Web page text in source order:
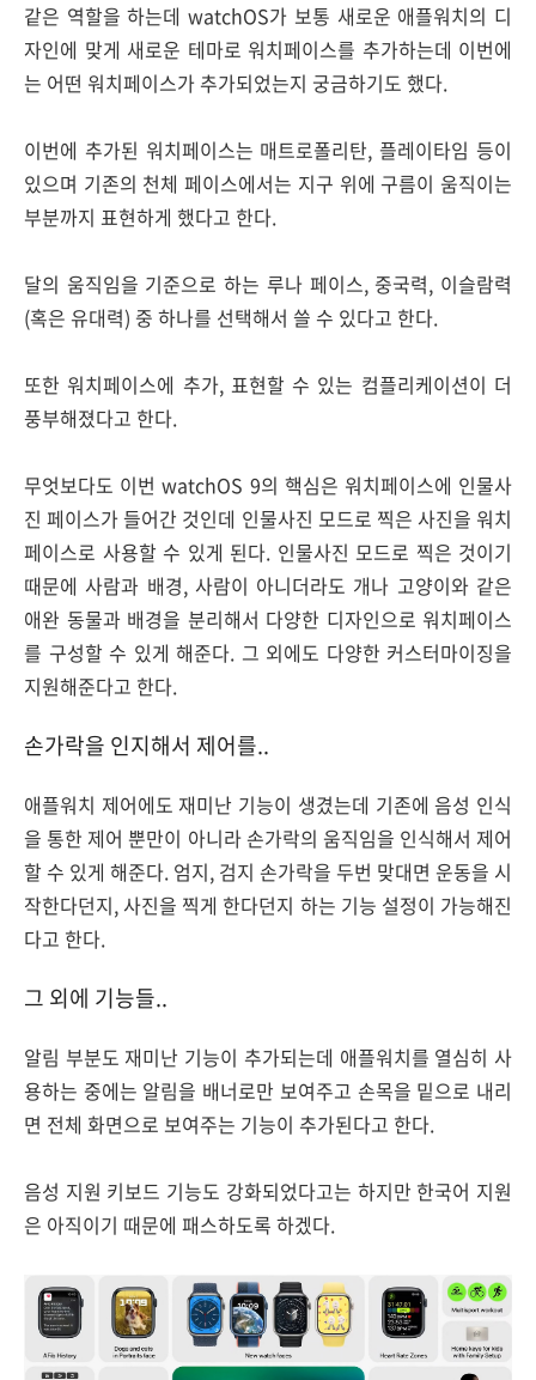
같은 역할을 하는데 watchOS가 보통 새로운 애플워치의 디
자인에 맞게 새로운 테마로 워치페이스를 추가하는데 이번에
는 어떤 워치페이스가 추가되었는지 궁금하기도 했다.
이번에 추가된 워치페이스는 매트로폴리탄, 플레이타임 등이
있으며 기존의 천체 페이스에서는 지구 위에 구름이 움직이는
부분까지 표현하게 했다고 한다.
달의 움직임을 기준으로 하는 루나 페이스, 중국력, 이슬람력
(혹은 유대력) 중 하나를 선택해서 쓸 수 있다고 한다.
또한 워치페이스에 추가, 표현할 수 있는 컴플리케이션이 더
풍부해졌다고 한다.
무엇보다도 이번 watchOS 9의 핵심은 워치페이스에 인물사
진 페이스가 들어간 것인데 인물사진 모드로 찍은 사진을 워치
페이스로 사용할 수 있게 된다. 인물사진 모드로 찍은 것이기
때문에 사람과 배경, 사람이 아니더라도 개나 고양이와 같은
애완 동물과 배경을 분리해서 다양한 디자인으로 워치페이스
를 구성할 수 있게 해준다. 그 외에도 다양한 커스터마이징을
지원해준다고 한다.
손가락을 인지해서 제어를..
애플워치 제어에도 재미난 기능이 생겼는데 기존에 음성 인식
을 통한 제어 뿐만이 아니라 손가락의 움직임을 인식해서 제어
할 수 있게 해준다. 엄지, 검지 손가락을 두번 맞대면 운동을 시
작한다던지, 사진을 찍게 한다던지 하는 기능 설정이 가능해진
다고 한다.
그 외에 기능들..
알림 부분도 재미난 기능이 추가되는데 애플워치를 열심히 사
용하는 중에는 알림을 배너로만 보여주고 손목을 밑으로 내리
면 전체 화면으로 보여주는 기능이 추가된다고 한다.
음성 지원 키보드 기능도 강화되었다고는 하지만 한국어 지원
은 아직이기 때문에 패스하도록 하겠다.